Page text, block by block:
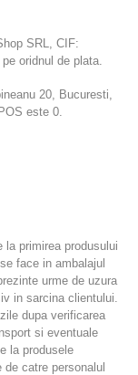
SRL, CIF:
oridnul de plata.
20, Bucuresti,
este 0.
la primirea produsului
face in ambalajul
urme de uzura
in sarcina clientului.
dupa verificarea
si eventuale
la produsele
catre personalul